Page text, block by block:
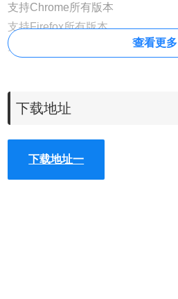
支持Chrome所有版本
支持Firefox所有版本
支持Safari所有版本
查看更多
下载地址
下载地址一